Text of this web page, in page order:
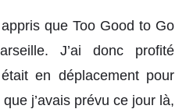
que Too Good to Go
J’ai donc profité
en déplacement pour
j’avais prévu ce jour là,